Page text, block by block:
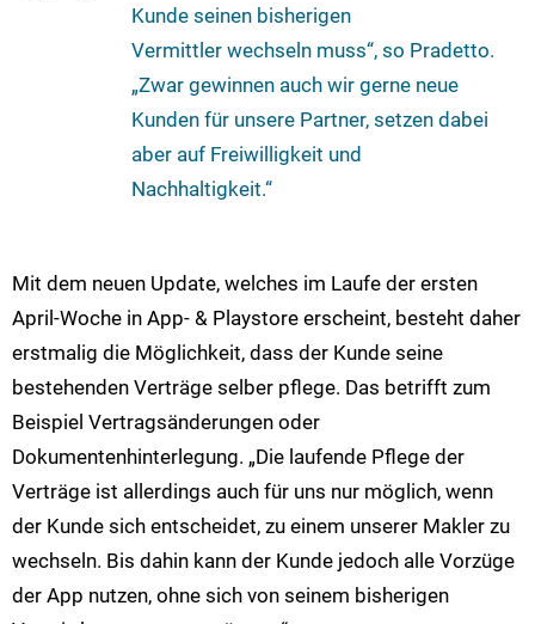
Kunde seinen bisherigen
Vermittler wechseln muss“, so Pradetto.
„Zwar gewinnen auch wir gerne neue
Kunden für unsere Partner, setzen dabei
aber auf Freiwilligkeit und
Nachhaltigkeit.“
Mit dem neuen Update, welches im Laufe der ersten
April-Woche in App- & Playstore erscheint, besteht daher
erstmalig die Möglichkeit, dass der Kunde seine
bestehenden Verträge selber pflege. Das betrifft zum
Beispiel Vertragsänderungen oder
Dokumentenhinterlegung. „Die laufende Pflege der
Verträge ist allerdings auch für uns nur möglich, wenn
der Kunde sich entscheidet, zu einem unserer Makler zu
wechseln. Bis dahin kann der Kunde jedoch alle Vorzüge
der App nutzen, ohne sich von seinem bisherigen